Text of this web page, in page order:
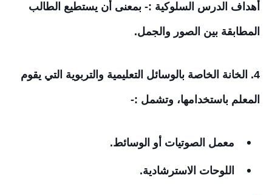
أهداف الدرس السلوكية :- بمعنى أن يستطيع الطالب
المطابقة بين الصور والجمل.
4. الخانة الخاصة بالوسائل التعليمية والتربوية التي يقوم
المعلم باستخدامها، وتشمل :-
معمل الصوتيات أو الوسائط.
اللوحات الاسترشادية.